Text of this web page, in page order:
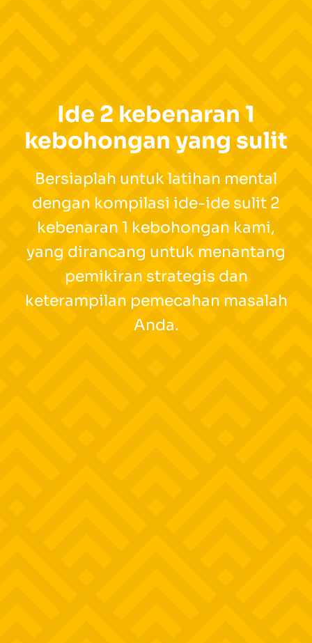
Ide 2 kebenaran 1
kebohongan yang sulit
Bersiaplah untuk latihan mental
dengan kompilasi ide-ide sulit 2
kebenaran 1 kebohongan kami,
yang dirancang untuk menantang
pemikiran strategis dan
keterampilan pemecahan masalah
Anda.